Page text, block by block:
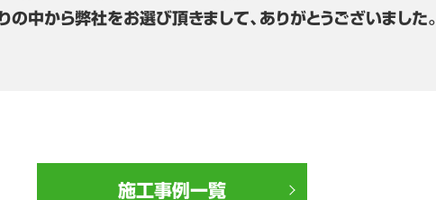
の中から弊社をお選び頂きまして、ありがとうございました。
施工事例一覧